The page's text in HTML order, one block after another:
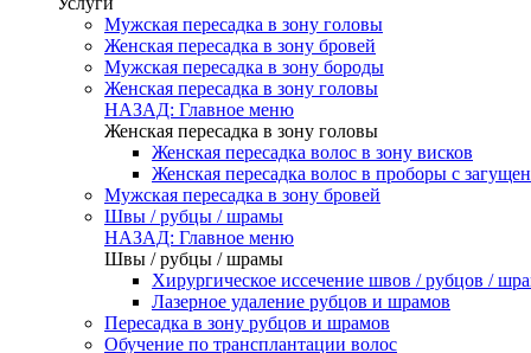
Мужская пересадка в зону головы
Женская пересадка в зону бровей
Мужская пересадка в зону бороды
Женская пересадка в зону головы
НАЗАД: Главное меню
Женская пересадка в зону головы
Женская пересадка волос в зону висков
Женская пересадка волос в проборы с
Мужская пересадка в зону бровей
Швы / рубцы / шрамы
НАЗАД: Главное меню
Швы / рубцы / шрамы
Хирургическое иссечение швов / рубцов /
Лазерное удаление рубцов и шрамов
Пересадка в зону рубцов и шрамов
Обучение по трансплантации волос